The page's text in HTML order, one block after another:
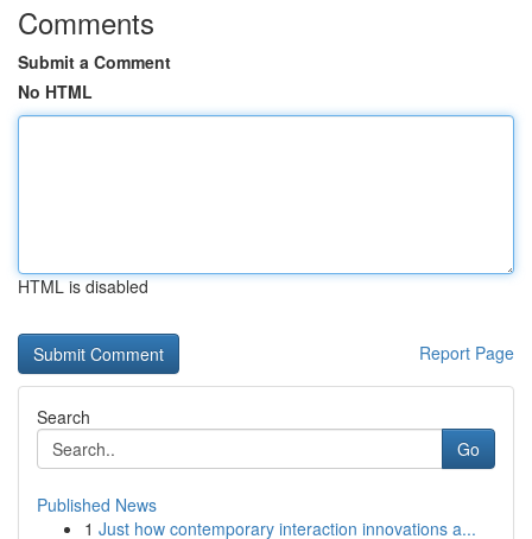
Comments
Submit a Comment
No HTML
HTML is disabled
Report Page
Search
Go
Published News
1 Just how contemporary interaction innovations a...